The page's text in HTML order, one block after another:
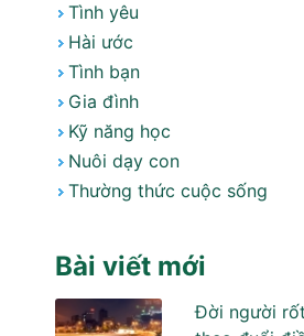
Tình yêu
Hài ước
Tình bạn
Gia đình
Kỹ năng học
Nuôi dạy con
Thường thức cuộc sống
Bài viết mới
Đời người